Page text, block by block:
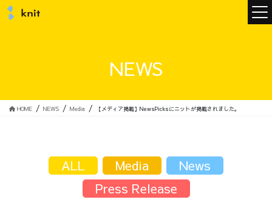
NEWS
HOME NEWS Media 【メディア掲載】NewsPicksにニットが掲載されました。
ALL Media
News
Press Release